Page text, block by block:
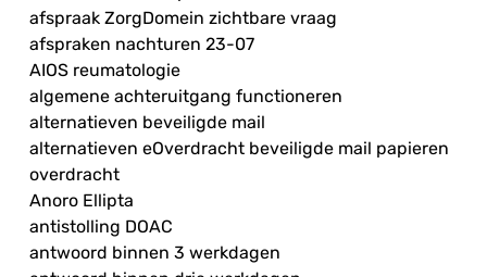
afspraak ZorgDomein zichtbare vraag
afspraken nachturen 23-07
AIOS reumatologie
algemene achteruitgang functioneren
alternatieven beveiligde mail
alternatieven eOverdracht beveiligde mail papieren
overdracht
Anoro Ellipta
antistolling DOAC
antwoord binnen 3 werkdagen